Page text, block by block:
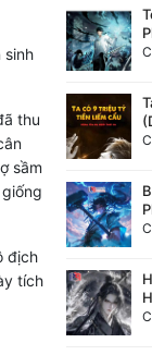
sinh
thu
sầm
địch
tích